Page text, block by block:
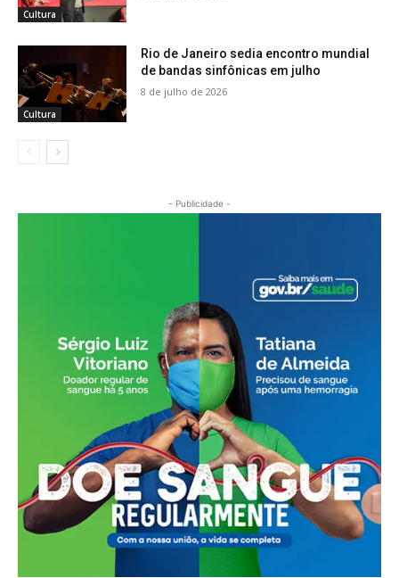
Cultura
Cultura
Rio de Janeiro sedia encontro mundial
de bandas sinfônicas em julho
8 de julho de 2026
- Publicidade -